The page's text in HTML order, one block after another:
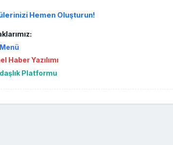
Hemen Oluşturun!
Haber Yazılımı
Platformu